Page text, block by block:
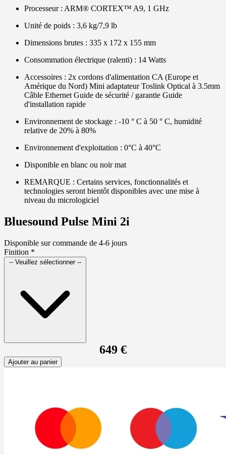
Processeur : ARM® CORTEX™ A9, 1 GHz
Unité de poids : 3,6 kg/7,9 lb
Dimensions brutes : 335 x 172 x 155 mm
Consommation électrique (ralenti) : 14 Watts
Accessoires : 2x cordons d'alimentation CA (Europe et
Amérique du Nord) Mini adaptateur Toslink Optical à 3.5mm
Câble Ethernet Guide de sécurité / garantie Guide
d'installation rapide
Environnement de stockage : -10 ° C à 50 ° C, humidité
relative de 20% à 80%
Environnement d'exploitation : 0°C à 40°C
Disponible en blanc ou noir mat
REMARQUE : Certains services, fonctionnalités et
technologies seront bientôt disponibles avec une mise à
niveau du micrologiciel
Bluesound Pulse Mini 2i
Disponible sur commande de 4-6 jours
Finition *
-- Veuillez sélectionner --
649 €
Ajouter au panier